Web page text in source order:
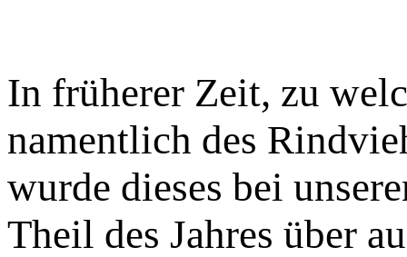
In früherer Zeit, zu
namentlich des
wurde dieses bei
Theil des Jahres über